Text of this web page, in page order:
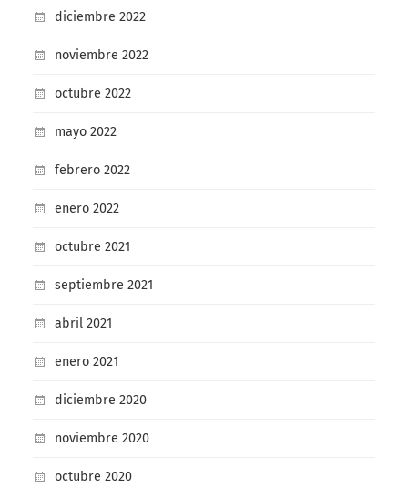
diciembre 2022
noviembre 2022
octubre 2022
mayo 2022
febrero 2022
enero 2022
octubre 2021
septiembre 2021
abril 2021
enero 2021
diciembre 2020
noviembre 2020
octubre 2020